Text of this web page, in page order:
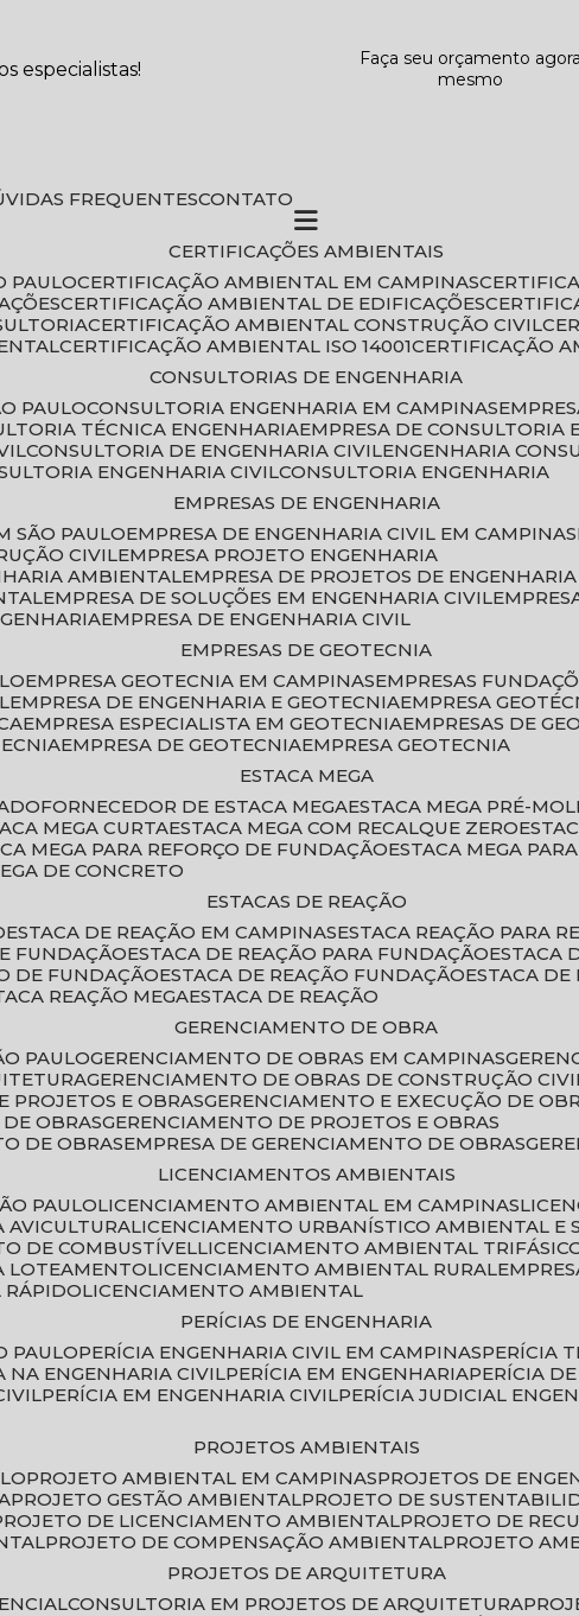
especialistas!
Faça seu orçamento agora
mesmo
FREQUENTES CONTATO
CERTIFICAÇÕES AMBIENTAIS
PAULO
CERTIFICAÇÃO AMBIENTAL EM CAMPINAS
CERTIFICAÇÃO AMBIENTAL DE EDIFICAÇÕES
CERTIFICAÇÃO AMBIENTAL CONSTRUÇÃO CIVIL
CERTIFICAÇÃO AMBIENTAL ISO 14001
CERTIFICAÇÃO
CONSULTORIAS DE ENGENHARIA
PAULO CONSULTORIA ENGENHARIA EM CAMPINAS
TÉCNICA ENGENHARIA EMPRESA DE
CONSULTORIA DE ENGENHARIA CIVIL ENGENHARIA
ENGENHARIA CIVIL CONSULTORIA ENGENHARIA
EMPRESAS DE ENGENHARIA
SÃO PAULO
EMPRESA DE ENGENHARIA CIVIL EM CAMPINAS
CIVIL EMPRESA PROJETO ENGENHARIA
AMBIENTAL EMPRESA DE PROJETOS DE
EMPRESA DE SOLUÇÕES EM ENGENHARIA CIVIL
EMPRESA DE ENGENHARIA CIVIL
EMPRESAS DE GEOTECNIA
EMPRESA GEOTECNIA EM CAMPINAS
EMPRESAS
EMPRESA DE ENGENHARIA E GEOTECNIA EMPRESA
EMPRESA ESPECIALISTA EM GEOTECNIA EMPRESAS DE
EMPRESA DE GEOTECNIA EMPRESA GEOTECNIA
ESTACA MEGA
FORNECEDOR DE ESTACA MEGA ESTACA MEGA PRÉ-
MEGA CURTA ESTACA MEGA COM RECALQUE ZERO
MEGA PARA REFORÇO DE FUNDAÇÃO
ESTACA MEGA
DE CONCRETO
ESTACAS DE REAÇÃO
ESTACA DE REAÇÃO EM CAMPINAS
ESTACA REAÇÃO PARA
FUNDAÇÃO
ESTACA DE REAÇÃO PARA FUNDAÇÃO
ESTACA
DE FUNDAÇÃO
ESTACA DE REAÇÃO FUNDAÇÃO
ESTACA
REAÇÃO MEGA ESTACA DE REAÇÃO
GERENCIAMENTO DE OBRA
PAULO
GERENCIAMENTO DE OBRAS EM CAMPINAS
GERENCIAMENTO DE OBRAS DE CONSTRUÇÃO
PROJETOS E OBRAS
GERENCIAMENTO E EXECUÇÃO DE
DE OBRAS
GERENCIAMENTO DE PROJETOS E OBRAS
DE OBRAS
EMPRESA DE GERENCIAMENTO DE OBRAS
LICENCIAMENTOS AMBIENTAIS
PAULO LICENCIAMENTO AMBIENTAL EM CAMPINAS
AVICULTURA LICENCIAMENTO URBANÍSTICO AMBIENTAL E
DE COMBUSTÍVEL LICENCIAMENTO AMBIENTAL
LOTEAMENTO LICENCIAMENTO AMBIENTAL RURAL
RÁPIDO LICENCIAMENTO AMBIENTAL
PERÍCIAS DE ENGENHARIA
PAULO
PERÍCIA ENGENHARIA CIVIL EM CAMPINAS
PERÍCIA
NA ENGENHARIA CIVIL PERÍCIA EM ENGENHARIA
PERÍCIA
PERÍCIA EM ENGENHARIA CIVIL PERÍCIA JUDICIAL
PROJETOS AMBIENTAIS
PROJETO AMBIENTAL EM CAMPINAS
PROJETOS DE
PROJETO GESTÃO AMBIENTAL
PROJETO DE
PROJETO DE LICENCIAMENTO AMBIENTAL
PROJETO DE
PROJETO DE COMPENSAÇÃO AMBIENTAL
PROJETO
PROJETOS DE ARQUITETURA
CONSULTORIA EM PROJETOS DE ARQUITETURA